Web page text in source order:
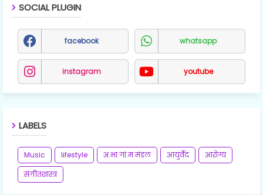
SOCIAL PLUGIN
facebook whatsapp
instagram youtube
LABELS
Music lifestyle अ.भा.गां.म.मंडल आयुर्वेद
आरोग्य
संगीतशास्त्र